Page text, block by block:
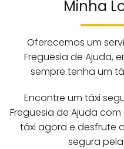
Minha
Oferecemos um
Freguesia de Ajuda,
sempre tenha um
Encontre um táxi
Freguesia de Ajuda
táxi agora e desfrute
segura